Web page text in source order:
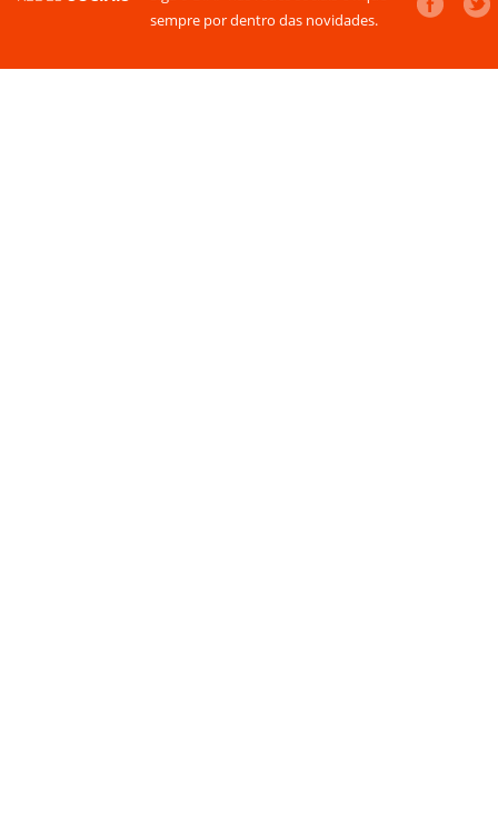
sempre por dentro das novidades.